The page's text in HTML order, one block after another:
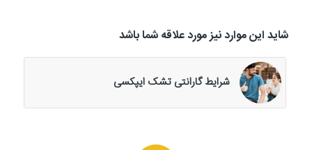
شاید این موارد نیز مورد علاقه شما باشد
شرایط گارانتی تشک ایپکسی